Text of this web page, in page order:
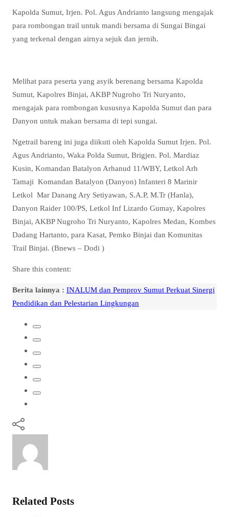
Kapolda Sumut, Irjen. Pol. Agus Andrianto langsung mengajak
para rombongan trail untuk mandi bersama di Sungai Bingai
yang terkenal dengan airnya sejuk dan jernih.
Melihat para peserta yang asyik berenang bersama Kapolda
Sumut, Kapolres Binjai, AKBP Nugroho Tri Nuryanto,
mengajak para rombongan kususnya Kapolda Sumut dan para
Danyon untuk makan bersama di tepi sungai.
Ngetrail bareng ini juga diikuti oleh Kapolda Sumut Irjen. Pol.
Agus Andrianto, Waka Polda Sumut, Brigjen. Pol. Mardiaz
Kusin, Komandan Batalyon Arhanud 11/WBY, Letkol Arh
Tamaji Komandan Batalyon (Danyon) Infanteri 8 Marinir
Letkol Mar Danang Ary Setiyawan, S.A.P, M.Tr (Hanla),
Danyon Raider 100/PS, Letkol Inf Lizardo Gumay, Kapolres
Binjai, AKBP Nugroho Tri Nuryanto, Kapolres Medan, Kombes
Dadang Hartanto, para Kasat, Pemko Binjai dan Komunitas
Trail Binjai. (Bnews – Dodi )
Share this content:
Berita lainnya : INALUM dan Pemprov Sumut Perkuat Sinergi
Pendidikan dan Pelestarian Lingkungan
Related Posts